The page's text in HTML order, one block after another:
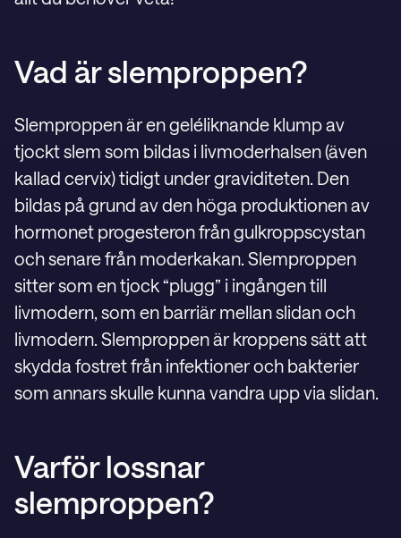
Vad är slemproppen?
Slemproppen är en geléliknande klump av
tjockt slem som bildas i livmoderhalsen (även
kallad cervix) tidigt under graviditeten. Den
bildas på grund av den höga produktionen av
hormonet progesteron från gulkroppscystan
och senare från moderkakan. Slemproppen
sitter som en tjock “plugg” i ingången till
livmodern, som en barriär mellan slidan och
livmodern. Slemproppen är kroppens sätt att
skydda fostret från infektioner och bakterier
som annars skulle kunna vandra upp via slidan.
Varför lossnar
slemproppen?